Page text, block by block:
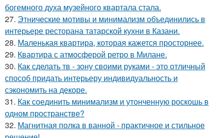
богемного духа музейного квартала стала.
27. Этнические мотивы и минимализм объединились в
интерьере ресторана татарской кухни в Казани.
28. Маленькая квартира, которая кажется просторнее.
29. Квартира с атмосферой ретро в Милане.
30. Как сделать тв - зону своими руками - это отличный
способ придать интерьеру индивидуальность и
сэкономить на декоре.
31. Как соединить минимализм и утонченную роскошь в
одном пространстве?
32. Магнитная полка в ванной - практичное и стильное